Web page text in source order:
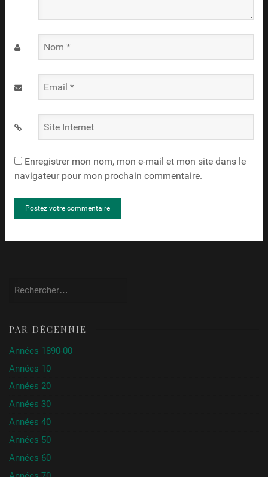
Nom
Email
Site
Internet
Enregistrer mon nom, mon e-mail et mon site dans le
navigateur pour mon prochain commentaire.
PAR DÉCENNIE
Années 1890-00
Années 10
Années 20
Années 30
Années 40
Années 50
Années 60